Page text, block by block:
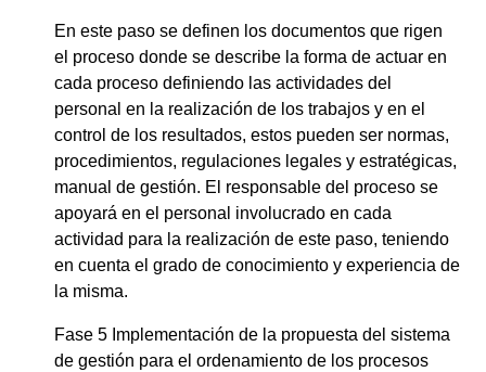
En este paso se definen los documentos que rigen
el proceso donde se describe la forma de actuar en
cada proceso definiendo las actividades del
personal en la realización de los trabajos y en el
control de los resultados, estos pueden ser normas,
procedimientos, regulaciones legales y estratégicas,
manual de gestión. El responsable del proceso se
apoyará en el personal involucrado en cada
actividad para la realización de este paso, teniendo
en cuenta el grado de conocimiento y experiencia de
la misma.
Fase 5 Implementación de la propuesta del sistema
de gestión para el ordenamiento de los procesos